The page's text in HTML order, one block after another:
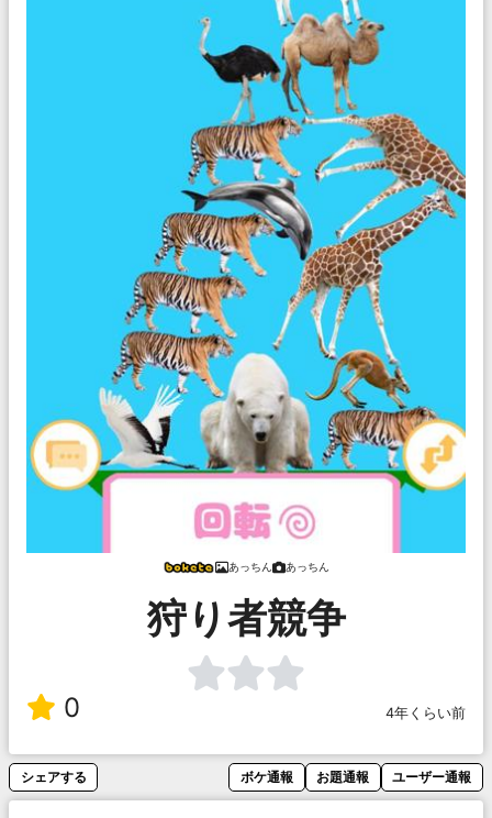
あっちん あっちん
狩り者競争
0 4年くらい前
シェアする ボケ通報 お題通報 ユーザー通報